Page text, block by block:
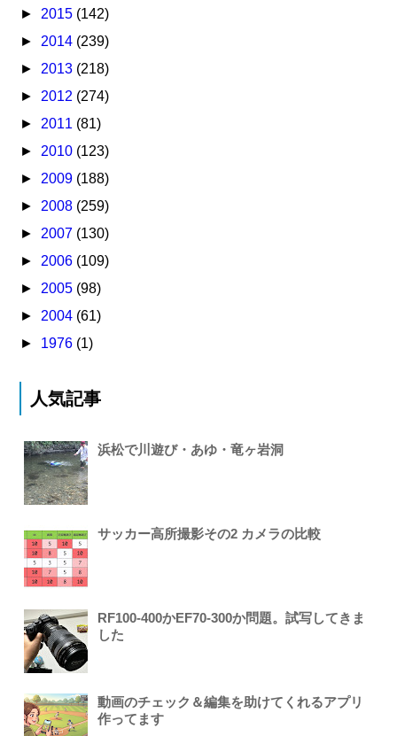
► 2015 (142)
► 2014 (239)
► 2013 (218)
► 2012 (274)
► 2011 (81)
► 2010 (123)
► 2009 (188)
► 2008 (259)
► 2007 (130)
► 2006 (109)
► 2005 (98)
► 2004 (61)
► 1976 (1)
人気記事
浜松で川遊び・あゆ・竜ヶ岩洞
サッカー高所撮影その2 カメラの比較
RF100-400かEF70-300か問題。試写してきま
した
動画のチェック＆編集を助けてくれるアプリ
作ってます